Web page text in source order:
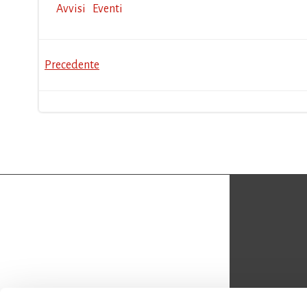
Avvisi Eventi
Post
Precedente